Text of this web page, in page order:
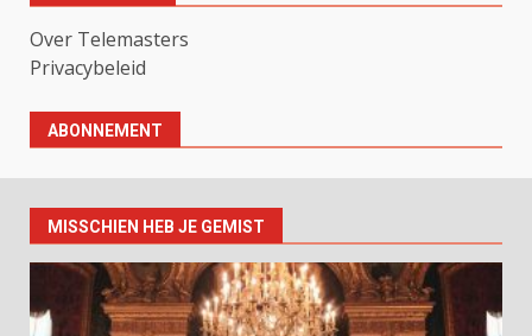
Over Telemasters
Privacybeleid
ABONNEMENT
MISSCHIEN HEB JE GEMIST